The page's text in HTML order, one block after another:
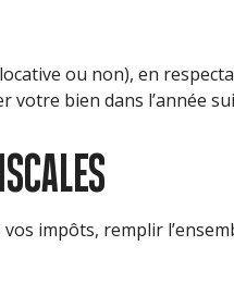
ou non), en
bien dans l’année
impôts, remplir